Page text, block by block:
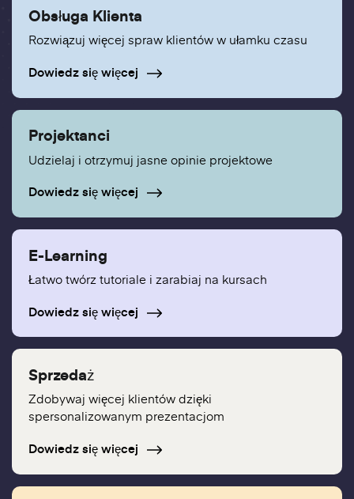
Obsługa Klienta
Rozwiązuj więcej spraw klientów w ułamku czasu
Dowiedz się więcej
Projektanci
Udzielaj i otrzymuj jasne opinie projektowe
Dowiedz się więcej
E-Learning
Łatwo twórz tutoriale i zarabiaj na kursach
Dowiedz się więcej
Sprzedaż
Zdobywaj więcej klientów dzięki
spersonalizowanym prezentacjom
Dowiedz się więcej